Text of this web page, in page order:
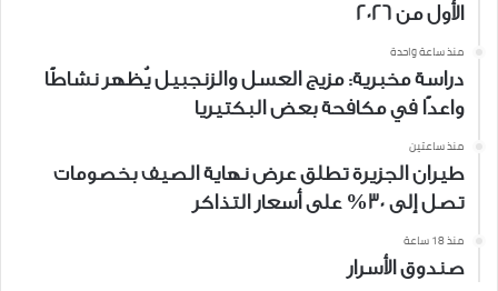
الأول من 2026
منذ ساعة واحدة
دراسة مخبرية: مزيج العسل والزنجبيل يُظهر نشاطًا
واعدًا في مكافحة بعض البكتيريا
منذ ساعتين
طيران الجزيرة تطلق عرض نهاية الصيف بخصومات
تصل إلى 30% على أسعار التذاكر
منذ 18 ساعة
صندوق الأسرار